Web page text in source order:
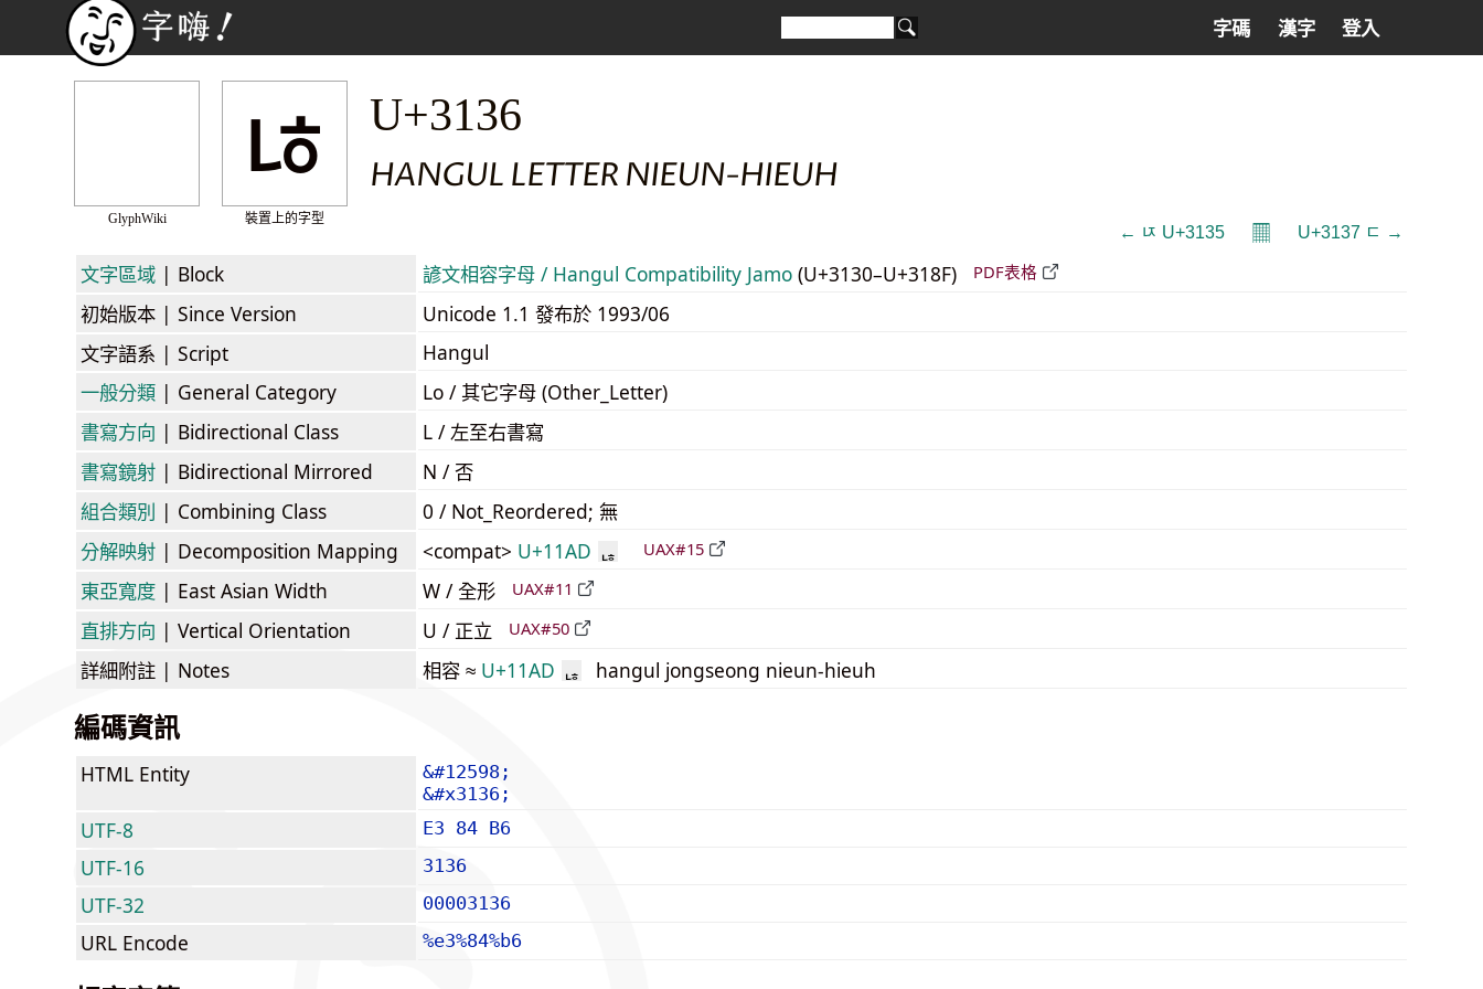
字碼 漢字 登入
GlyphWiki
ㄶ
裝置上的字型
U+3136
HANGUL LETTER NIEUN-HIEUH
← ㄵ U+3135 𝄜 U+3137 ㄷ →
文字區域 | Block 諺文相容字母 / Hangul Compatibility Jamo (U+3130–U+318F) PDF表格
初始版本 | Since Version
Unicode 1.1 發布於 1993/06
文字語系 | Script
Hangul
一般分類 | General Category
Lo / 其它字母 (Other_Letter)
書寫方向 | Bidirectional Class
L / 左至右書寫
書寫鏡射 | Bidirectional Mirrored
N / 否
組合類別 | Combining Class
0 / Not_Reordered; 無
分解映射 | Decomposition Mapping <compat> U+11AD ᆭ UAX#15
東亞寬度 | East Asian Width W / 全形 UAX#11
直排方向 | Vertical Orientation U / 正立 UAX#50
詳細附註 | Notes 相容 ≈ U+11AD ᆭ hangul jongseong nieun-hieuh
編碼資訊
HTML Entity
&#12598;
&#x3136;
UTF-8 E3 84 B6
UTF-16 3136
UTF-32 00003136
URL Encode %e3%84%b6